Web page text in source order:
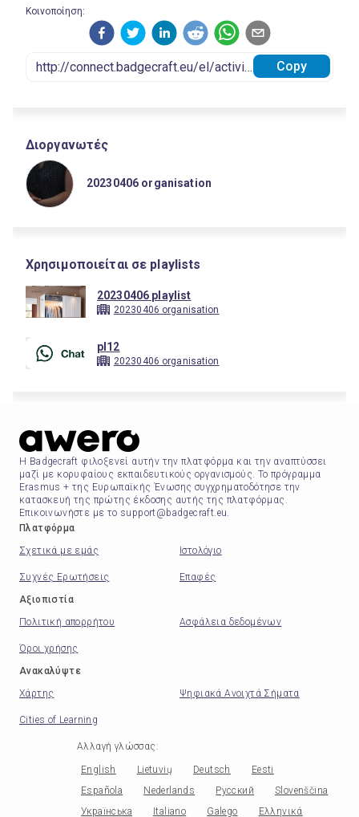
Κοινοποίηση:
Copy
Διοργανωτές
20230406 organisation
Χρησιμοποιείται σε playlists
20230406 playlist
20230406 organisation
pl12
20230406 organisation
Η Badgecraft φιλοξενεί αυτήν την πλατφόρμα και την αναπτύσσει
μαζί με κορυφαίους εκπαιδευτικούς οργανισμούς. Το πρόγραμμα
Erasmus + της Ευρωπαϊκής Ένωσης συγχρηματοδότησε την
κατασκευή της πρώτης έκδοσης αυτής της πλατφόρμας.
Επικοινωνήστε με το support@badgecraft.eu.
Πλατφόρμα
Σχετικά με εμάς
Ιστολόγιο
Συχνές Ερωτήσεις
Επαφές
Αξιοπιστία
Πολιτική απορρήτου
Ασφάλεια δεδομένων
Όροι χρήσης
Ανακαλύψτε
Χάρτης
Ψηφιακά Ανοιχτά Σήματα
Cities of Learning
Αλλαγή γλώσσας :
English Lietuvių Deutsch
Eesti
Española
Nederlands Русский
Slovenščina
Українська
Italiano Galego Ελληνικά